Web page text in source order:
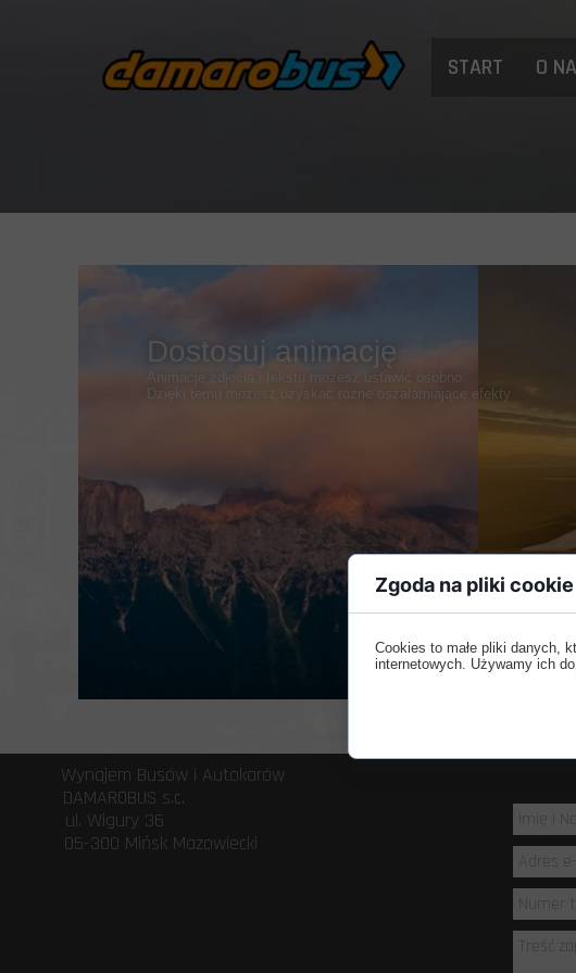
Wynajem Busów i
DAMAROBUS
ul. Wigury 36
05-300 Mińsk
Dostosuj animację
Animacje zdjęcia i tekstu możesz ustawić osobno.
Dzięki temu możesz uzyskać różne oszałamiające efekty
START
O
Zgoda na pliki cookie
Cookies to małe pliki danych,
internetowych. Używamy ich